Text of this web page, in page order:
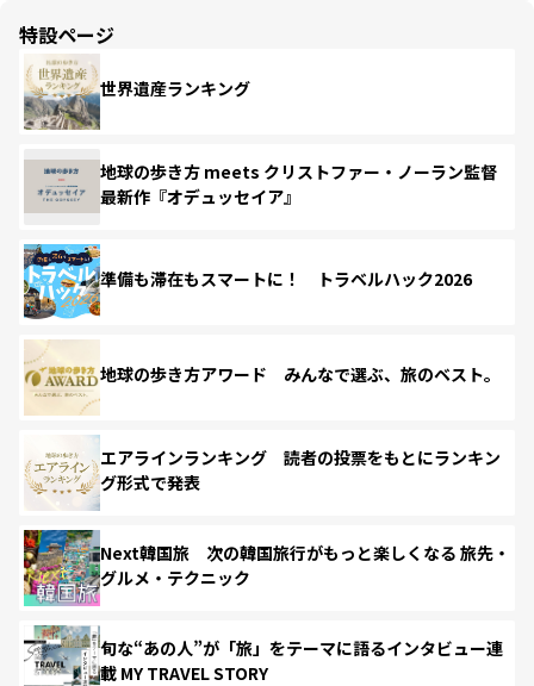
特設ページ
世界遺産ランキング
地球の歩き方 meets クリストファー・ノーラン監督
最新作『オデュッセイア』
準備も滞在もスマートに！ トラベルハック2026
地球の歩き方アワード みんなで選ぶ、旅のベスト。
エアラインランキング 読者の投票をもとにランキン
グ形式で発表
Next韓国旅 次の韓国旅行がもっと楽しくなる 旅先・
グルメ・テクニック
旬な“あの人”が「旅」をテーマに語るインタビュー連
載 MY TRAVEL STORY